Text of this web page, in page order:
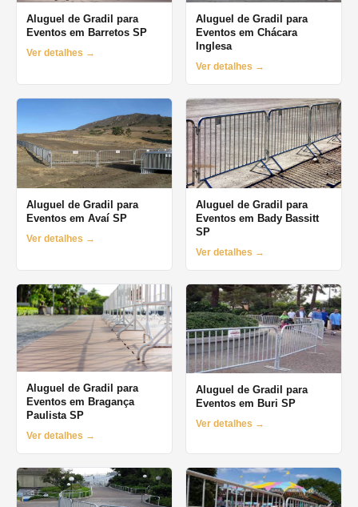
Aluguel de Gradil para
Eventos em Barretos SP
Ver detalhes →
Aluguel de Gradil para
Eventos em Chácara
Inglesa
Ver detalhes →
Aluguel de Gradil para
Eventos em Avaí SP
Ver detalhes →
Aluguel de Gradil para
Eventos em Bady Bassitt
SP
Ver detalhes →
Aluguel de Gradil para
Eventos em Bragança
Paulista SP
Ver detalhes →
Aluguel de Gradil para
Eventos em Buri SP
Ver detalhes →